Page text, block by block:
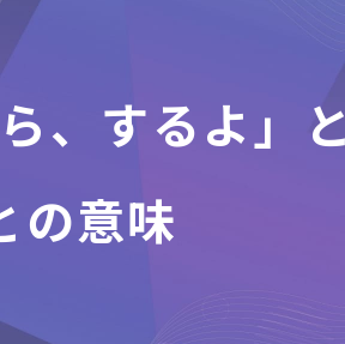
、するよ」
の意味